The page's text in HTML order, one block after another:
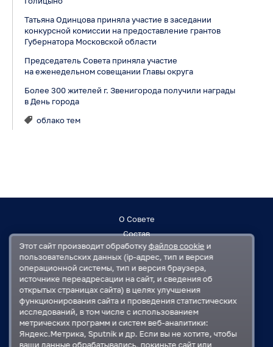
Татьяна Одинцова приняла участие в заседании
конкурсной комиссии на предоставление грантов
Губернатора Московской области
Председатель Совета приняла участие
на еженедельном совещании Главы округа
Более 300 жителей г. Звенигорода получили награды
в День города
облако тем
О Совете
Состав
Заседания
Контакты
Регламент
План работ
Решения
Этот сайт производит обработкуфайлов cookie и
пользовательских данных (ip-адрес, тип и версия
операционной системы, тип и версия браузера,
источнике переадресации на сайт, и сведения об
открытых страницах сайта) в целях улучшения
функционирования сайта и проведения статистических
исследований, в том числе с использованием
метрических программ и систем веб-аналитики:
Яндекс.Метрика, Sputnik и др. Если вы не хотите, чтобы
ваши данные обрабатывались, покиньте сайт или